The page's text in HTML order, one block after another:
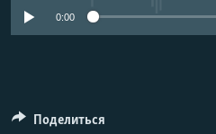
РАСПИСАНИЕ ВЕЩАНИЯ
0:00
Поделиться